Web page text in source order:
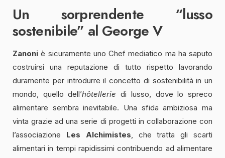
Un sorprendente “lusso
sostenibile” al George V
Zanoni è sicuramente uno Chef mediatico ma ha saputo
costruirsi una reputazione di tutto rispetto lavorando
duramente per introdurre il concetto di sostenibilità in un
mondo, quello dell’hôtellerie di lusso, dove lo spreco
alimentare sembra inevitabile. Una sfida ambiziosa ma
vinta grazie ad una serie di progetti in collaborazione con
l’associazione Les Alchimistes, che tratta gli scarti
alimentari in tempi rapidissimi contribuendo ad alimentare